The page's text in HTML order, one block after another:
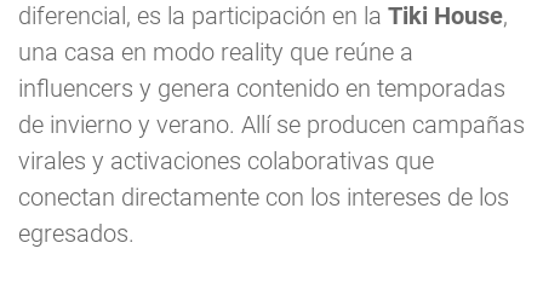
diferencial, es la participación en la Tiki House,
una casa en modo reality que reúne a
influencers y genera contenido en temporadas
de invierno y verano. Allí se producen campañas
virales y activaciones colaborativas que
conectan directamente con los intereses de los
egresados.